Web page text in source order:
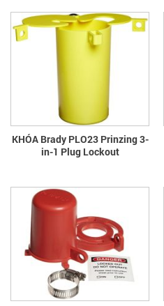
KHÓA Brady PLO23 Prinzing 3-
in-1 Plug Lockout